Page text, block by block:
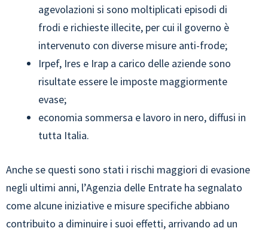
agevolazioni si sono moltiplicati episodi di
frodi e richieste illecite, per cui il governo è
intervenuto con diverse misure anti-frode;
Irpef, Ires e Irap a carico delle aziende sono
risultate essere le imposte maggiormente
evase;
economia sommersa e lavoro in nero, diffusi in
tutta Italia.
Anche se questi sono stati i rischi maggiori di evasione
negli ultimi anni, l’Agenzia delle Entrate ha segnalato
come alcune iniziative e misure specifiche abbiano
contribuito a diminuire i suoi effetti, arrivando ad un